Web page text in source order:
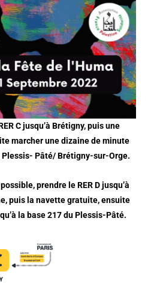
C jusqu’à Brétigny, puis une
marcher une dizaine de minute
Plessis- Pâté/ Brétigny-sur-Orge.
prendre le RER D jusqu’à
puis la navette gratuite, ensuite
la base 217 du Plessis-Pâté.